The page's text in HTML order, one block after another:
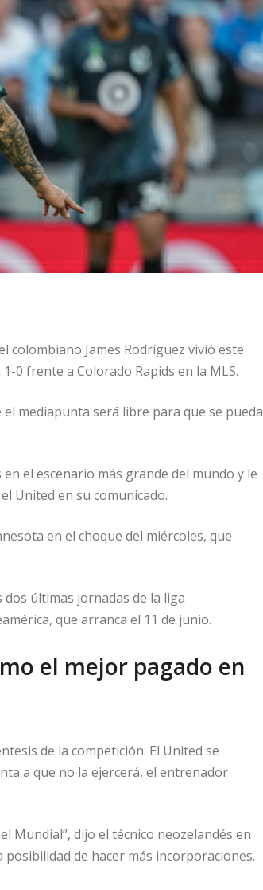
colombiano James Rodríguez vivió este
0 frente a Colorado Rapids en la MLS.
mediapunta será libre para que se pueda
el escenario más grande del mundo y le
United en su comunicado.
en el choque del miércoles, que
últimas jornadas de la liga
que arranca el 11 de junio.
el mejor pagado en
de la competición. El United se
a que no la ejercerá, el entrenador
Mundial”, dijo el técnico neozelandés en
posibilidad de hacer más incorporaciones.